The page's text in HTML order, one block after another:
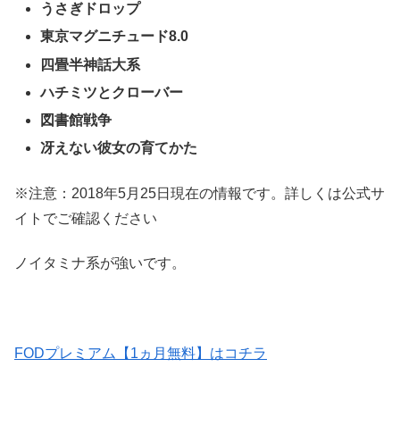
うさぎドロップ
東京マグニチュード8.0
四畳半神話大系
ハチミツとクローバー
図書館戦争
冴えない彼女の育てかた
※注意：2018年5月25日現在の情報です。詳しくは公式サ
イトでご確認ください
ノイタミナ系が強いです。
FODプレミアム【1ヵ月無料】はコチラ